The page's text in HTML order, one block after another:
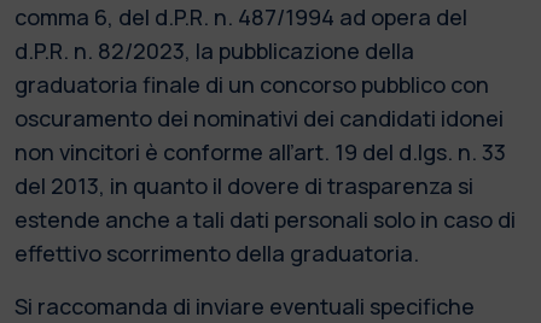
comma 6, del d.P.R. n. 487/1994 ad opera del
d.P.R. n. 82/2023, la pubblicazione della
graduatoria finale di un concorso pubblico con
oscuramento dei nominativi dei candidati idonei
non vincitori è conforme all’art. 19 del d.lgs. n. 33
del 2013, in quanto il dovere di trasparenza si
estende anche a tali dati personali solo in caso di
effettivo scorrimento della graduatoria.
Si raccomanda di inviare eventuali specifiche